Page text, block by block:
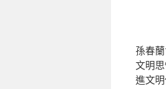
孫春
文明
進文